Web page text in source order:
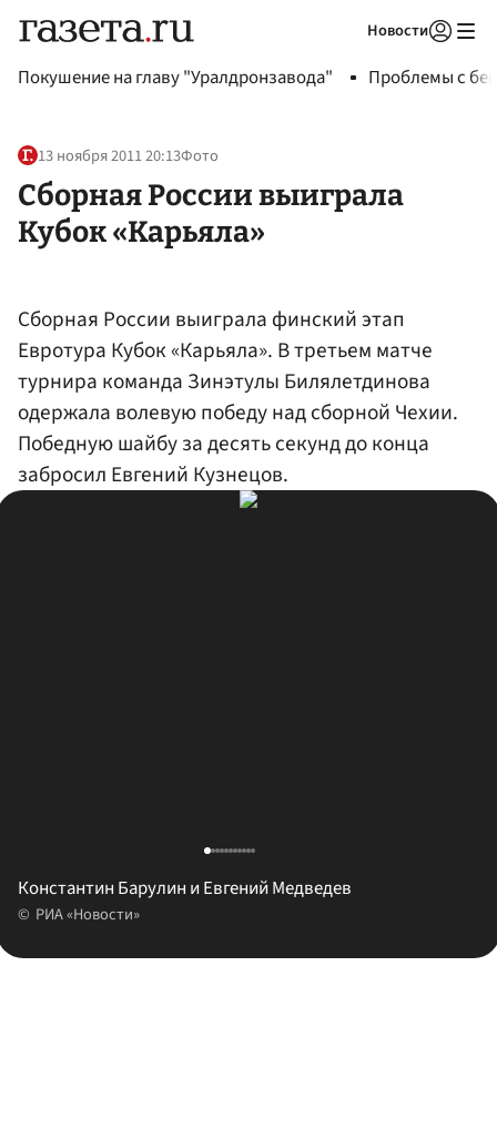
Новости
Покушение на главу "Уралдронзавода" Проблемы с
13 ноября 2011 20:13Фото
Сборная России выиграла
Кубок «Карьяла»
Сборная России выиграла финский этап
Евротура Кубок «Карьяла». В третьем матче
турнира команда Зинэтулы Билялетдинова
одержала волевую победу над сборной Чехии.
Победную шайбу за десять секунд до конца
забросил Евгений Кузнецов.
Константин Барулин и Евгений Медведев
РИА «Новости»